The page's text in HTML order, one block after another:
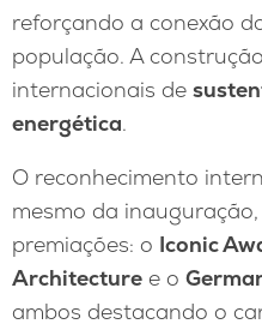
reforçando a conexão
população. A
internacionais de
energética.
O reconhecimento
mesmo da
premiações: o Iconic
Architecture e o
ambos destacando o